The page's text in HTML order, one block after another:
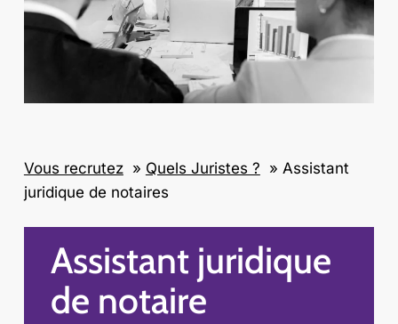
Vous recrutez» Quels Juristes ? » Assistant
juridique de notaires
Assistant juridique
de notaire